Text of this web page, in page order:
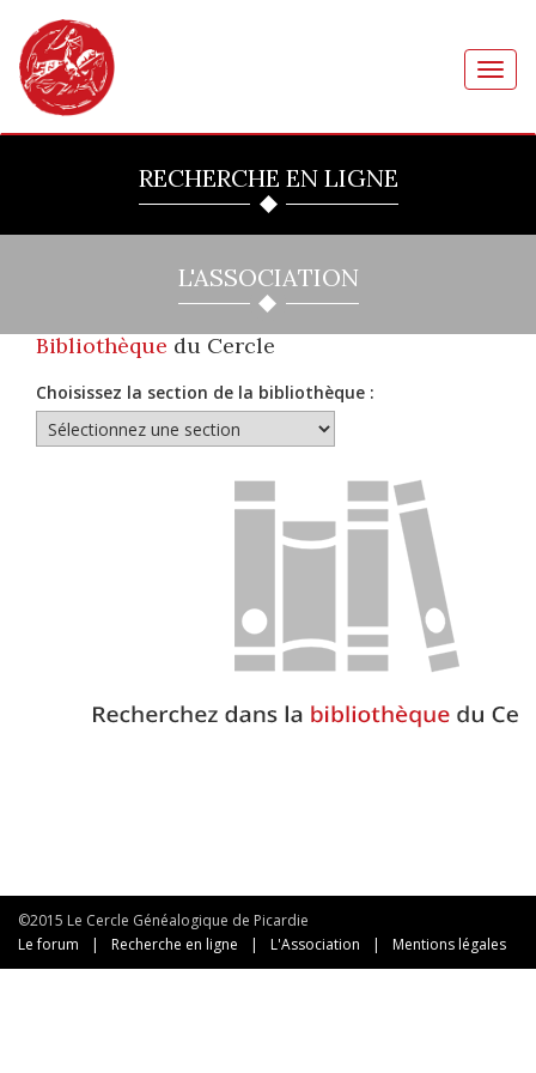
RECHERCHE EN LIGNE
L'ASSOCIATION
Bibliothèque du Cercle
Choisissez la section de la bibliothèque :
©2015 Le Cercle Généalogique de Picardie
Le forum
| Recherche en ligne | L'Association | Mentions légales